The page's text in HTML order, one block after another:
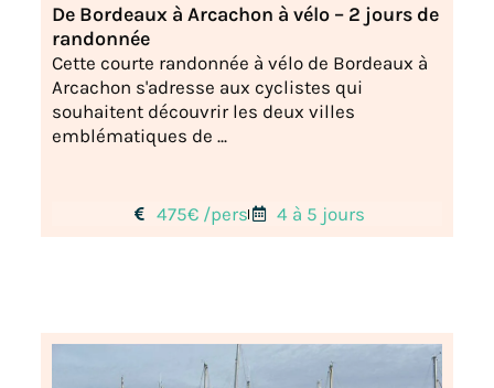
De Bordeaux à Arcachon à vélo – 2 jours de
randonnée
Cette courte randonnée à vélo de Bordeaux à
Arcachon s'adresse aux cyclistes qui
souhaitent découvrir les deux villes
emblématiques de ...
475€ /pers 4 à 5 jours